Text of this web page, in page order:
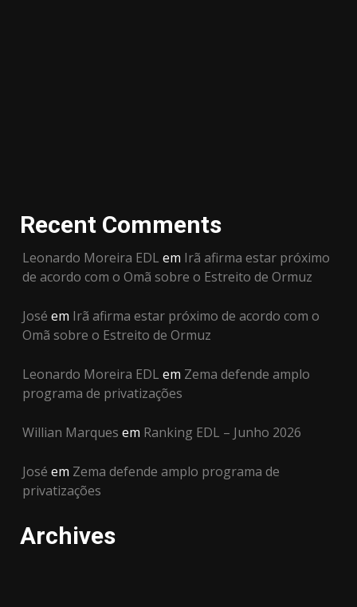
Recent Comments
Leonardo Moreira EDL em Irã afirma estar próximo
de acordo com o Omã sobre o Estreito de Ormuz
José em Irã afirma estar próximo de acordo com o
Omã sobre o Estreito de Ormuz
Leonardo Moreira EDL em Zema defende amplo
programa de privatizações
Willian Marques em Ranking EDL – Junho 2026
José em Zema defende amplo programa de
privatizações
Archives